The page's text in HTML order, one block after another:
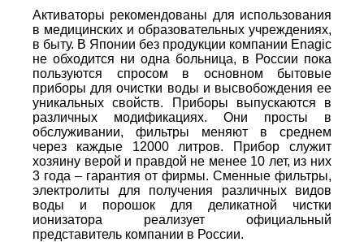
Активаторы рекомендованы для использования
в медицинских и образовательных учреждениях,
в быту. В Японии без продукции компании Enagic
не обходится ни одна больница, в России пока
пользуются спросом в основном бытовые
приборы для очистки воды и высвобождения ее
уникальных свойств. Приборы выпускаются в
различных модификациях. Они просты в
обслуживании, фильтры меняют в среднем
через каждые 12000 литров. Прибор служит
хозяину верой и правдой не менее 10 лет, из них
3 года – гарантия от фирмы. Сменные фильтры,
электролиты для получения различных видов
воды и порошок для деликатной чистки
ионизатора реализует официальный
представитель компании в России.